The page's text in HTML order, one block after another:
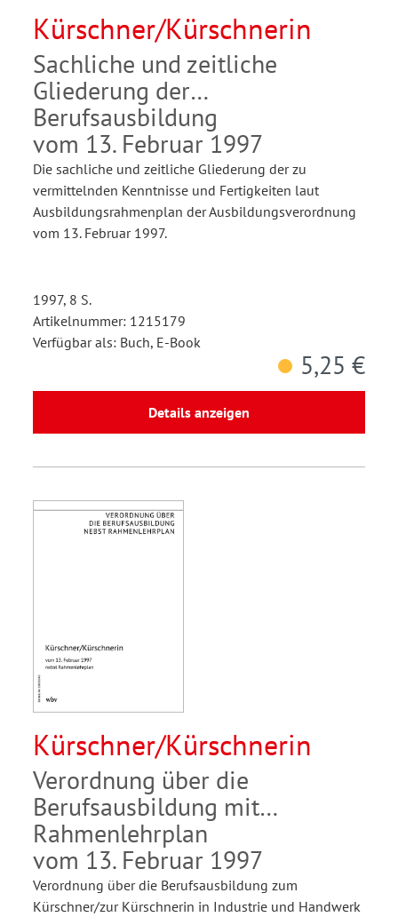
Kürschner/Kürschnerin
Sachliche und zeitliche
Gliederung der
Berufsausbildung
vom 13. Februar 1997
Die sachliche und zeitliche Gliederung der zu
vermittelnden Kenntnisse und Fertigkeiten laut
Ausbildungsrahmenplan der Ausbildungsverordnung
vom 13. Februar 1997.
1997, 8 S.
Artikelnummer: 1215179
Verfügbar als: Buch, E-Book
5,25 €
Details anzeigen
Kürschner/Kürschnerin
Verordnung über die
Berufsausbildung mit
Rahmenlehrplan
vom 13. Februar 1997
Verordnung über die Berufsausbildung zum
Kürschner/zur Kürschnerin in Industrie und Handwerk